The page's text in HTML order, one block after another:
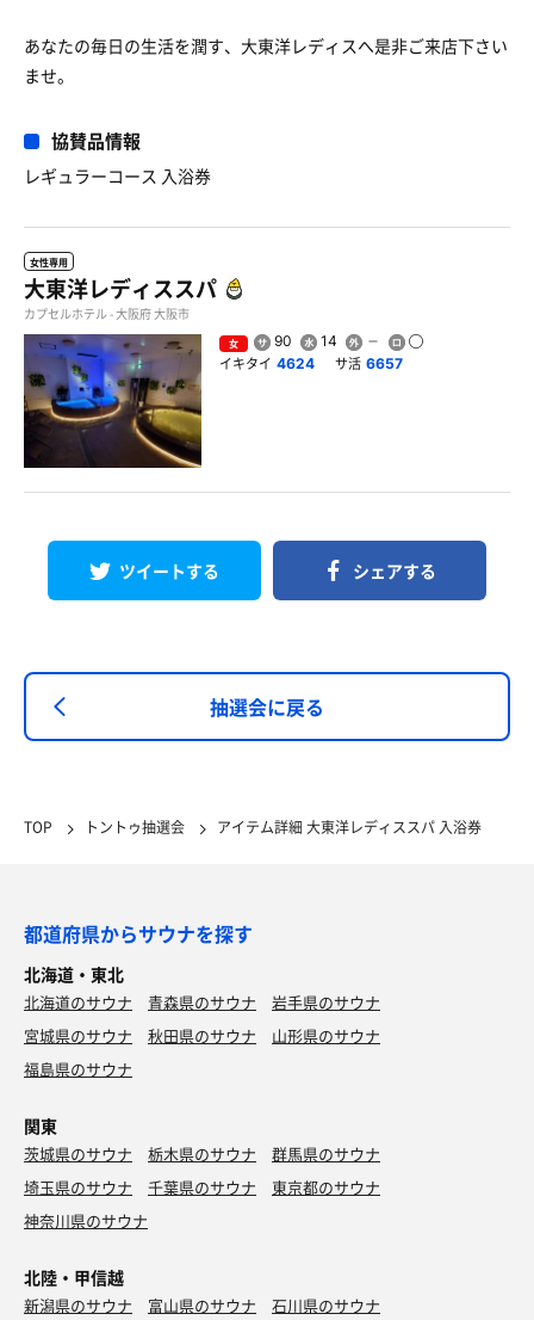
あなたの毎日の生活を潤す、大東洋レディスへ是非ご来店下さい
ませ。
協賛品情報
レギュラーコース 入浴券
女性専用
大東洋レディススパ
カプセルホテル - 大阪府 大阪市
女 90 14
イキタイ 4624 サ活 6657
ツイートする シェアする
抽選会に戻る
TOP トントゥ抽選会 アイテム詳細 大東洋レディススパ 入浴券
都道府県からサウナを探す
北海道・東北
北海道のサウナ 青森県のサウナ
岩手県のサウナ
宮城県のサウナ
秋田県のサウナ
山形県のサウナ
福島県のサウナ
関東
茨城県のサウナ 栃木県のサウナ
群馬県のサウナ
埼玉県のサウナ
千葉県のサウナ
東京都のサウナ
神奈川県のサウナ
北陸・甲信越
新潟県のサウナ 富山県のサウナ 石川県のサウナ